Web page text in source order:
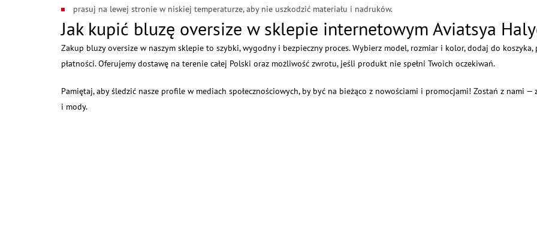
prasuj na lewej stronie w niskiej temperaturze, aby nie uszkodzić materiału i nadruków.
Jak kupić bluzę oversize w sklepie internetowym Aviatsya
Zakup bluzy oversize w naszym sklepie to szybki, wygodny i bezpieczny proces. Wybierz model, rozmiar i kolor, dodaj do
płatności. Oferujemy dostawę na terenie całej Polski oraz możliwość zwrotu, jeśli produkt nie spełni Twoich oczekiwań.
Pamiętaj, aby śledzić nasze profile w mediach społecznościowych, by być na bieżąco z nowościami i promocjami! Zostań z nami
i mody.